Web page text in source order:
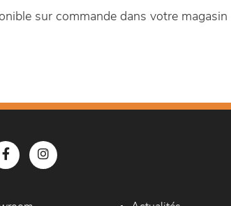
sur commande dans votre magasin